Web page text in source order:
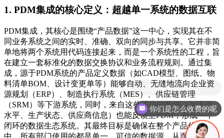
1. PDM集成的核心定义：超越单一系统的数据互联
PDM集成，其核心是围绕“产品数据”这一中心，实现其在不
同业务系统之间的实时、准确、双向的同步与共享。它并非简
单地将两个系统用代码连接起来，而是一个系统性的工程，旨
在建立一套标准化的数据交换协议和业务流程规则。通过集
成，源于PDM系统的产品定义数据（如CAD模型、图纸、物
料清单BOM、设计变更单等）能够自动、无缝地流向企业资
源规划（ERP）、制造执行系统（MES）、供应链管理
（SRM）等下游系统，同时，来自这些系统的数据（如库存
水平、生产状态、供应商信息）也能反馈至PDM，形成一个
闭环的数据生态系统。其最终目标是确保在整个产品价值链
中，所有部门使用的都是单一、可信的数据源，从而消除信息
你们是怎么收费的呢